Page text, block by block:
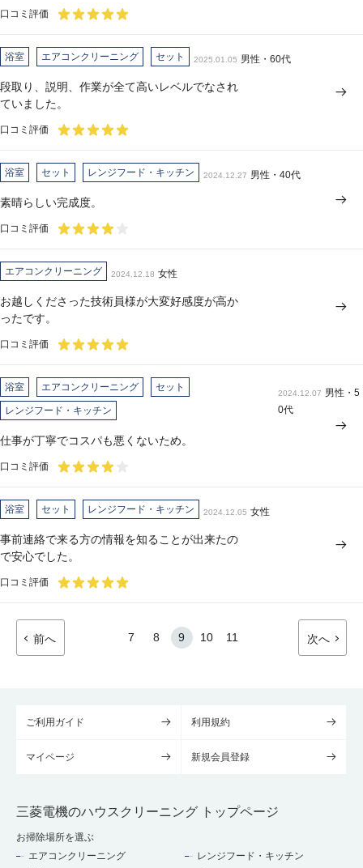
口コミ評価
浴室 エアコンクリーニング セット 2025.01.05 男性・60代
段取り、説明、作業が全て高いレベルでなされ
ていました。
口コミ評価
浴室 セット レンジフード・キッチン 2024.12.27 男性・40代
素晴らしい完成度。
口コミ評価
エアコンクリーニング 2024.12.18 女性
お越しくださった技術員様が大変好感度が高か
ったです。
口コミ評価
浴室 エアコンクリーニング セット
レンジフード・キッチン
2024.12.07 男性・5
0代
仕事が丁寧でコスパも悪くないため。
口コミ評価
浴室 セット レンジフード・キッチン 2024.12.05 女性
事前連絡で来る方の情報を知ることが出来たの
で安心でした。
口コミ評価
前へ 7 8 9 10 11 次へ
ご利用ガイド 利用規約
マイページ 新規会員登録
三菱電機のハウスクリーニング トップページ
お掃除場所を選ぶ
エアコンクリーニング
レンジフード・キッチン